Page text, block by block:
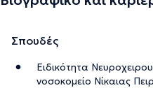
Σπουδές
Ειδικότητα
νοσοκομείο Νίκαιας